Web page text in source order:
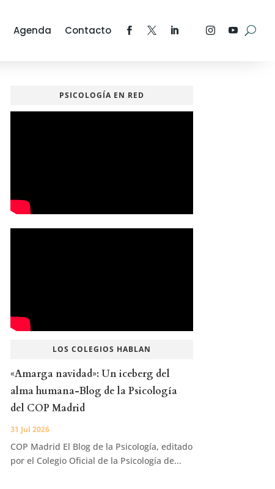
Agenda Contacto
PSICOLOGÍA EN RED
LOS COLEGIOS HABLAN
«Amarga navidad»: Un iceberg del
alma humana-Blog de la Psicología
del COP Madrid
31 Jul 2026
COP Madrid El Blog de la Psicología, editado
por el Colegio Oficial de la Psicología de...